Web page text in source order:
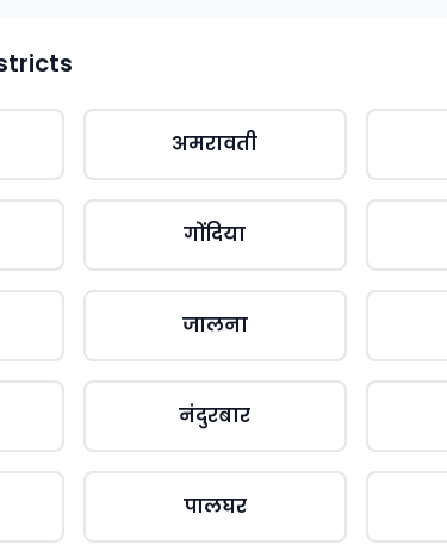
अमरावती
गोंदिया
जालना
नंदुरबार
पालघर